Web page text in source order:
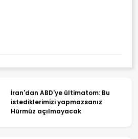
İran'dan ABD'ye ültimatom: Bu
istediklerimizi yapmazsanız
Hürmüz açılmayacak